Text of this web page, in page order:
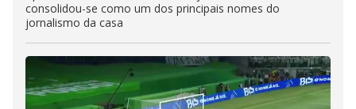
consolidou-se como um dos principais nomes do
jornalismo da casa